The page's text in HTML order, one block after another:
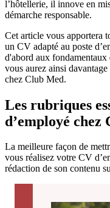
l’hôtellerie, il innove en
démarche responsable.
Cet article vous apportera
un CV adapté au poste
d'abord aux
vous aurez ainsi
chez Club Med.
Les rubriques
d’employé
La meilleure façon de
vous réalisez votre CV
rédaction de son contenu